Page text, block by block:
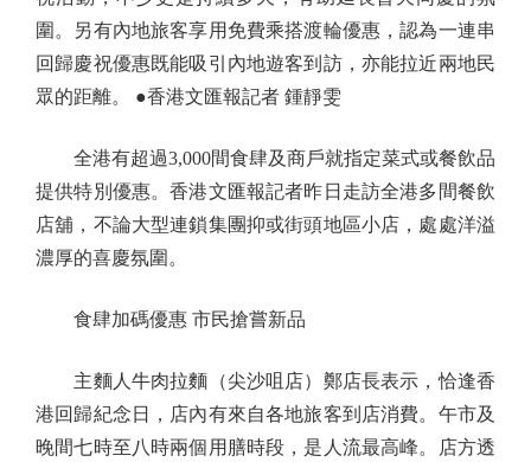
圍。另有內地旅客享用免費乘搭渡輪優惠，認為一連串
回歸慶祝優惠既能吸引內地遊客到訪，亦能拉近兩地民
眾的距離。 ●香港文匯報記者 鍾靜雯
全港有超過3,000間食肆及商戶就指定菜式或餐飲品
提供特別優惠。香港文匯報記者昨日走訪全港多間餐飲
店舖，不論大型連鎖集團抑或街頭地區小店，處處洋溢
濃厚的喜慶氛圍。
食肆加碼優惠 市民搶嘗新品
主麵人牛肉拉麵（尖沙咀店）鄭店長表示，恰逢香
港回歸紀念日，店內有來自各地旅客到店消費。午市及
晚間七時至八時兩個用膳時段，是人流最高峰。店方透